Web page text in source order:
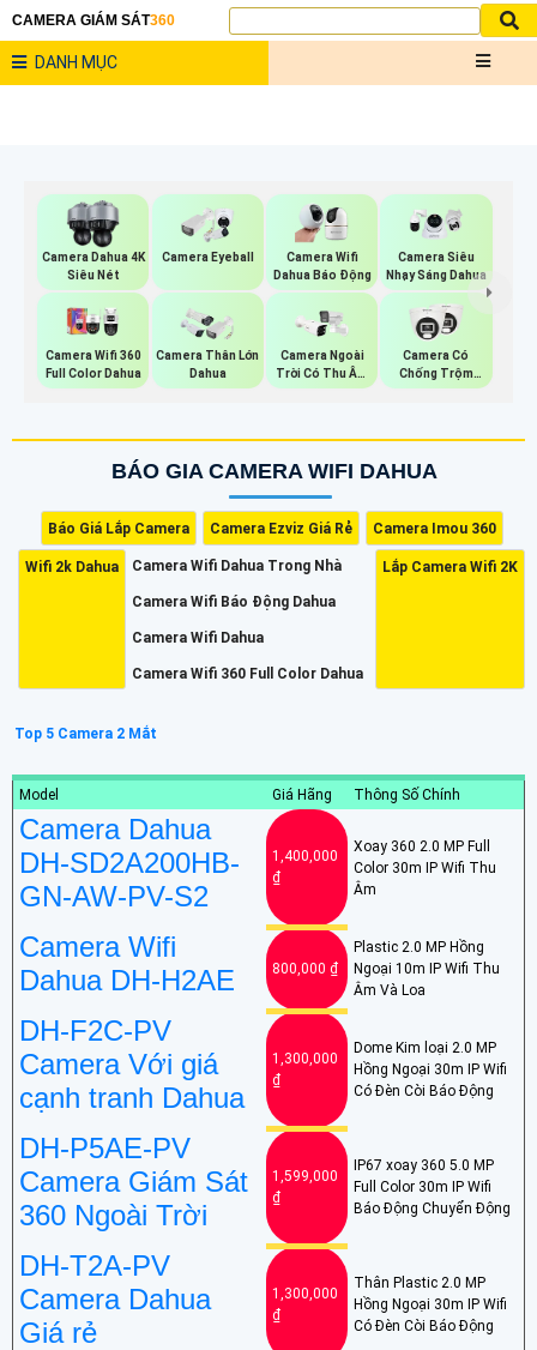
CAMERA GIÁM SÁT360
DANH MỤC
Camera Dahua 4K
Siêu Nét
Camera Eyeball
Camera Wifi
Dahua Báo Động
Camera Siêu
Nhạy Sáng Dahua
Camera Wifi 360
Full Color Dahua
Camera Thân Lớn
Dahua
Camera Ngoài
Trời Có Thu Âm
Hik
Camera Có
Chống Trộm
Vantech
BÁO GIA CAMERA WIFI DAHUA
Báo Giá Lắp Camera Camera Ezviz Giá Rẻ Camera Imou 360
Wifi 2k Dahua Camera Wifi Dahua Trong Nhà
Camera Wifi Báo Động Dahua
Camera Wifi Dahua
Camera Wifi 360 Full Color Dahua
Lắp Camera Wifi 2K
Top 5 Camera 2 Mắt
Model Giá Hãng Thông Số Chính
Camera Dahua
DH-SD2A200HB-
GN-AW-PV-S2
1,400,000
₫
Xoay 360 2.0 MP Full
Color 30m IP Wifi Thu
Âm
Camera Wifi
Dahua DH-H2AE
800,000 ₫
Plastic 2.0 MP Hồng
Ngoại 10m IP Wifi Thu
Âm Và Loa
DH-F2C-PV
Camera Với giá
cạnh tranh Dahua
1,300,000
₫
Dome Kim loại 2.0 MP
Hồng Ngoại 30m IP Wifi
Có Ðèn Còi Báo Động
DH-P5AE-PV
Camera Giám Sát
360 Ngoài Trời
1,599,000
₫
IP67 xoay 360 5.0 MP
Full Color 30m IP Wifi
Báo Động Chuyển Động
DH-T2A-PV
Camera Dahua
Giá rẻ
1,300,000
₫
Thân Plastic 2.0 MP
Hồng Ngoại 30m IP Wifi
Có Ðèn Còi Báo Động